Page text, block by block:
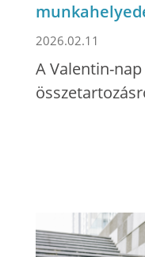
2026.02.11
A Valentin-